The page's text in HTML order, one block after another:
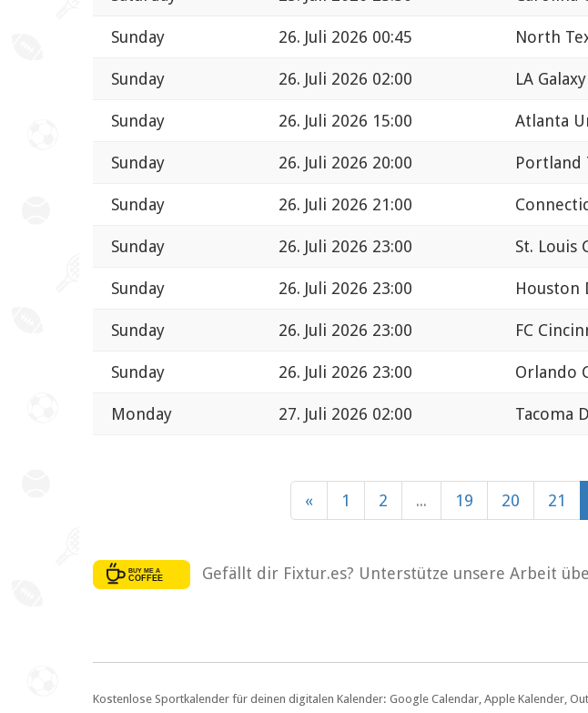
Sunday 26. Juli 2026 00:45 North
Sunday 26. Juli 2026 02:00 LA
Sunday 26. Juli 2026 15:00 Atlanta
Sunday 26. Juli 2026 20:00 Portland
Sunday 26. Juli 2026 21:00
Sunday 26. Juli 2026 23:00 St. Louis
Sunday 26. Juli 2026 23:00 Houston
Sunday 26. Juli 2026 23:00 FC
Sunday 26. Juli 2026 23:00 Orlando
Monday 27. Juli 2026 02:00 Tacoma
« 1 2 ... 19 20 21
Gefällt dir Fixtur.es? Unterstütze unsere Arbeit
Kostenlose Sportkalender für deinen digitalen Kalender: Google Calendar, Apple Kalender,